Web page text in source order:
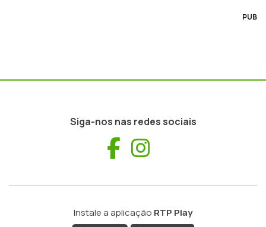
PUB
Siga-nos nas redes sociais
Facebook
Instale a aplicação RTP Play